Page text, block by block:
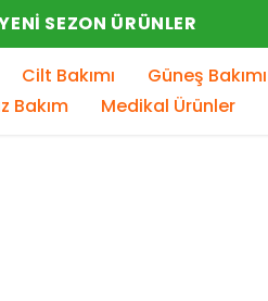
SEZON ÜRÜNLER
Cilt Bakımı Güneş Bakımı
Bakım
Medikal Ürünler